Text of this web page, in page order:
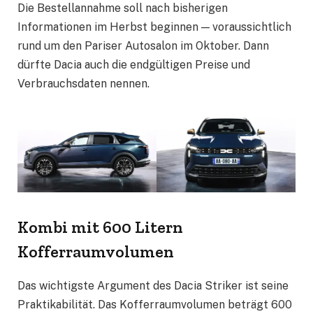
Die Bestellannahme soll nach bisherigen
Informationen im Herbst beginnen — voraussichtlich
rund um den Pariser Autosalon im Oktober. Dann
dürfte Dacia auch die endgültigen Preise und
Verbrauchsdaten nennen.
Kombi mit 600 Litern
Kofferraumvolumen
Das wichtigste Argument des Dacia Striker ist seine
Praktikabilität. Das Kofferraumvolumen beträgt 600